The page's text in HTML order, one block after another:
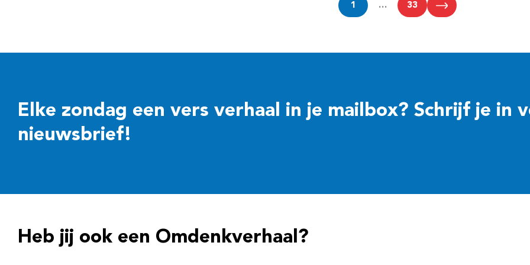
1 … 33
Elke zondag een vers verhaal in je mailbox? Schrijf je in
nieuwsbrief!
Heb jij ook een Omdenkverhaal?